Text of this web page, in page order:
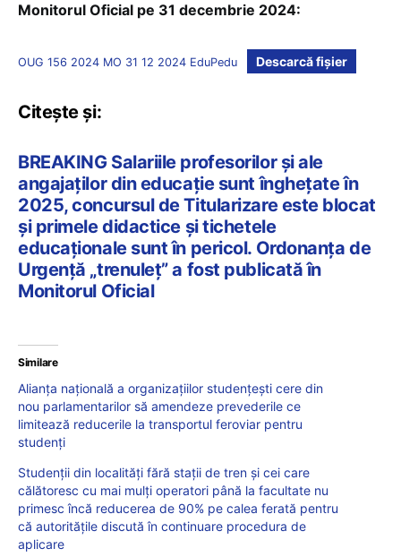
Monitorul Oficial pe 31 decembrie 2024:
OUG 156 2024 MO 31 12 2024 EduPedu Descarcă fișier
Citește și:
BREAKING Salariile profesorilor și ale
angajaților din educație sunt înghețate în
2025, concursul de Titularizare este blocat
și primele didactice și tichetele
educaționale sunt în pericol. Ordonanța de
Urgență „trenuleț” a fost publicată în
Monitorul Oficial
Similare
Alianța națională a organizațiilor studențești cere din
nou parlamentarilor să amendeze prevederile ce
limitează reducerile la transportul feroviar pentru
studenți
Studenții din localități fără stații de tren și cei care
călătoresc cu mai mulți operatori până la facultate nu
primesc încă reducerea de 90% pe calea ferată pentru
că autoritățile discută în continuare procedura de
aplicare